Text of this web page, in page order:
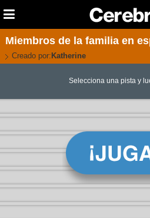
Miembros de la familia en
Creado por: Katherine
Selecciona una pista y